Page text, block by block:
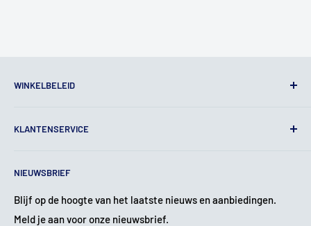
WINKELBELEID
Juridische kennisgeving
Verzendbeleid
Terugbetalingsbeleid
NIEUWSBRIEF
Blijf op de hoogte van het laatste nieuws en aanbiedingen.
Meld je aan voor onze nieuwsbrief.
KLANTENSERVICE
Over ons
Garantie & Klachten
Service & Reparatie